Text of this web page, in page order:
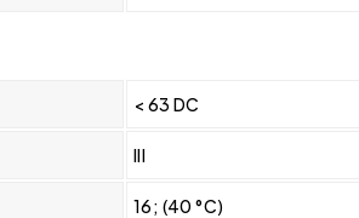
< 63 DC
III
16; (40 °C)